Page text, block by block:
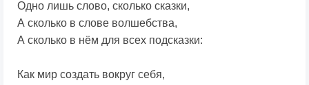
Одно лишь слово, сколько сказки,
А сколько в слове волшебства,
А сколько в нём для всех подсказки:
Как мир создать вокруг себя,